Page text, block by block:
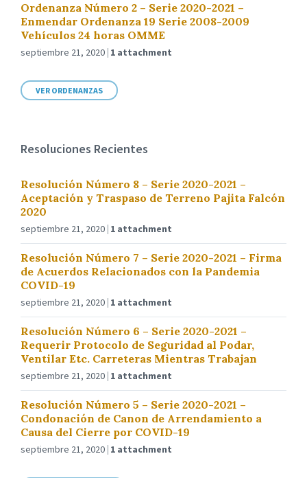
Ordenanza Número 2 – Serie 2020-2021 –
Enmendar Ordenanza 19 Serie 2008-2009
Vehículos 24 horas OMME
septiembre 21, 2020 1 attachment
VER ORDENANZAS
Resoluciones Recientes
Resolución Número 8 – Serie 2020-2021 –
Aceptación y Traspaso de Terreno Pajita Falcón
2020
septiembre 21, 2020 1 attachment
Resolución Número 7 – Serie 2020-2021 – Firma
de Acuerdos Relacionados con la Pandemia
COVID-19
septiembre 21, 2020 1 attachment
Resolución Número 6 – Serie 2020-2021 –
Requerir Protocolo de Seguridad al Podar,
Ventilar Etc. Carreteras Mientras Trabajan
septiembre 21, 2020 1 attachment
Resolución Número 5 – Serie 2020-2021 –
Condonación de Canon de Arrendamiento a
Causa del Cierre por COVID-19
septiembre 21, 2020 1 attachment